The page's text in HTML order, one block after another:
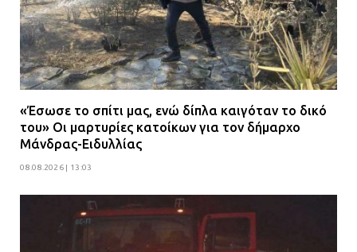
«Έσωσε το σπίτι μας, ενώ δίπλα καιγόταν το δικό
του» Οι μαρτυρίες κατοίκων για τον δήμαρχο
Μάνδρας-Ειδυλλίας
08.08.2026 | 13:03